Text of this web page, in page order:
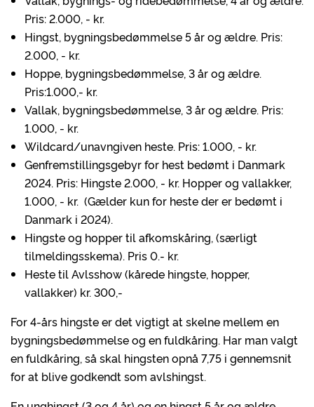
Pris: 2.000, - kr.
Hingst, bygningsbedømmelse 5 år og ældre. Pris:
2.000, - kr.
Hoppe, bygningsbedømmelse, 3 år og ældre.
Pris:1.000,- kr.
Vallak, bygningsbedømmelse, 3 år og ældre. Pris:
1.000, - kr.
Wildcard/unavngiven heste. Pris: 1.000, - kr.
Genfremstillingsgebyr for hest bedømt i Danmark
2024. Pris: Hingste 2.000, - kr. Hopper og vallakker,
1.000, - kr. (Gælder kun for heste der er bedømt i
Danmark i 2024).
Hingste og hopper til afkomskåring, (særligt
tilmeldingsskema). Pris 0.- kr.
Heste til Avlsshow (kårede hingste, hopper,
vallakker) kr. 300,-
For 4-års hingste er det vigtigt at skelne mellem en
bygningsbedømmelse og en fuldkåring. Har man valgt
en fuldkåring, så skal hingsten opnå 7,75 i gennemsnit
for at blive godkendt som avlshingst.